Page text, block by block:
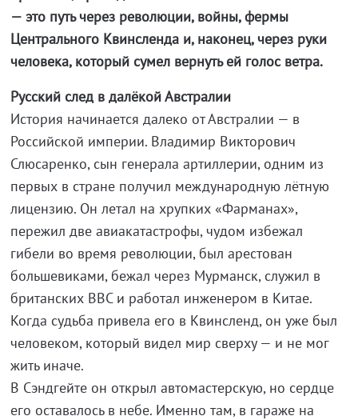
— это путь через революции, войны, фермы
Центрального Квинсленда и, наконец, через руки
человека, который сумел вернуть ей голос ветра.
Русский след в далёкой Австралии
История начинается далеко от Австралии — в
Российской империи. Владимир Викторович
Слюсаренко, сын генерала артиллерии, одним из
первых в стране получил международную лётную
лицензию. Он летал на хрупких «Фарманах»,
пережил две авиакатастрофы, чудом избежал
гибели во время революции, был арестован
большевиками, бежал через Мурманск, служил в
британских ВВС и работал инженером в Китае.
Когда судьба привела его в Квинсленд, он уже был
человеком, который видел мир сверху — и не мог
жить иначе.
В Сэндгейте он открыл автомастерскую, но сердце
его оставалось в небе. Именно там, в гараже на